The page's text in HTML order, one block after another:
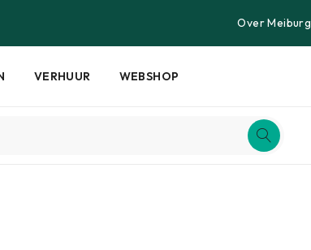
Over Meiburg
VERHUUR WEBSHOP